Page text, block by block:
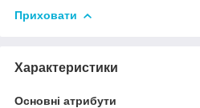
Приховати
Характеристики
Основні атрибути